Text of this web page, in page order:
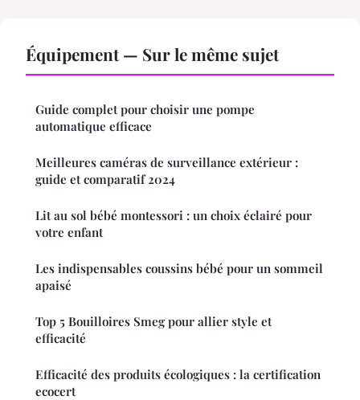
Équipement — Sur le même sujet
Guide complet pour choisir une pompe
automatique efficace
Meilleures caméras de surveillance extérieur :
guide et comparatif 2024
Lit au sol bébé montessori : un choix éclairé pour
votre enfant
Les indispensables coussins bébé pour un sommeil
apaisé
Top 5 Bouilloires Smeg pour allier style et
efficacité
Efficacité des produits écologiques : la certification
ecocert